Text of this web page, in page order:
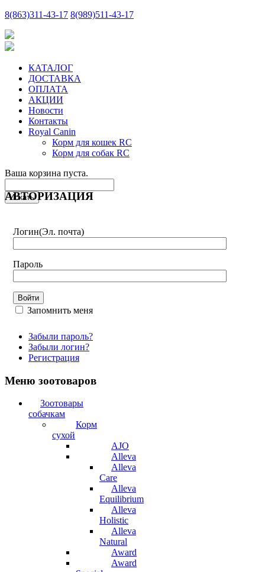
8(863)311-43-17 8(989)511-43-17
КАТАЛОГ
ДОСТАВКА
ОПЛАТА
АКЦИИ
Новости
Контакты
Royal Canin
Корм для кошек RC
Корм для собак RC
Ваша корзина пуста.
АВТОРИЗАЦИЯ
Логин(Эл. почта)
Пароль
Запомнить меня
Забыли пароль?
Забыли логин?
Регистрация
Меню зоотоваров
Зоотовары
собачкам
Корм
сухой
AJO
Alleva
Alleva
Care
Alleva
Equilibrium
Alleva
Holistic
Alleva
Natural
Award
Award